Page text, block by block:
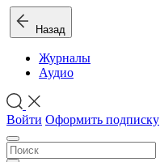
Назад
Журналы
Аудио
Войти Оформить подписку